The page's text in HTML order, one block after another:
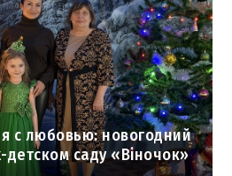
с любовью: новогодний
детском саду «Віночок»